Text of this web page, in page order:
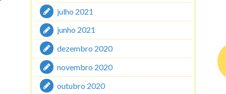
julho 2021
junho 2021
dezembro 2020
novembro 2020
outubro 2020